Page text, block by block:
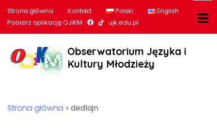
Strona główna Kontakt Polski
English
Pobierz aplikację OJiKM
Nasz profil na Facebook
Nasz profil na tiktok
ujk.edu.pl
Obserwatorium Języka i
Kultury Młodzieży
Strona główna » dedlajn